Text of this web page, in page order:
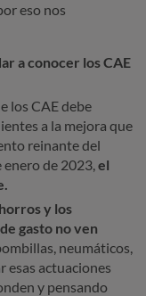
eso nos
a conocer los CAE
los CAE debe
a la mejora que
reinante del
enero de 2023,el
y los
gasto no ven
neumáticos,
esas actuaciones
y pensando